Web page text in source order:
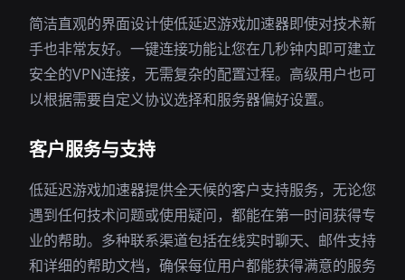
简洁直观的界面设计使低延迟游戏加速器即使对技术新
手也非常友好。一键连接功能让您在几秒钟内即可建立
安全的VPN连接，无需复杂的配置过程。高级用户也可
以根据需要自定义协议选择和服务器偏好设置。
客户服务与支持
低延迟游戏加速器提供全天候的客户支持服务，无论您
遇到任何技术问题或使用疑问，都能在第一时间获得专
业的帮助。多种联系渠道包括在线实时聊天、邮件支持
和详细的帮助文档，确保每位用户都能获得满意的服务